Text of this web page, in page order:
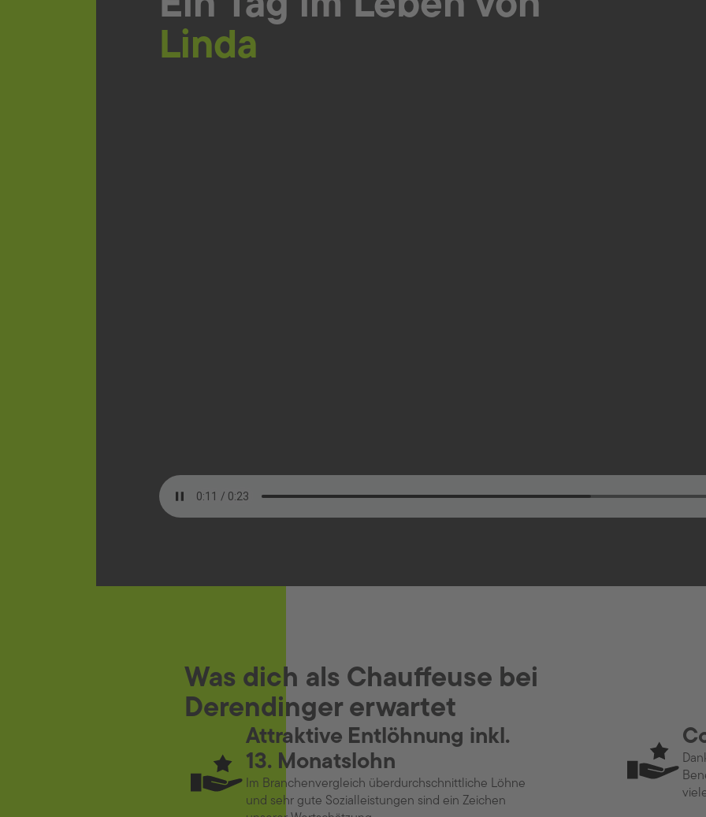
Linda
Was dich als Chauffeuse bei
Derendinger erwartet
Attraktive Entlöhnung inkl.
13. Monatslohn
Im Branchenvergleich überdurchschnittliche Löhne
und sehr gute Sozialleistungen sind ein Zeichen